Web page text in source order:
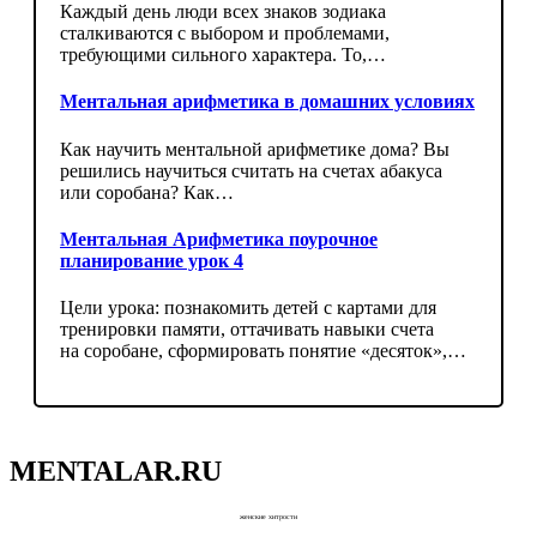
Каждый день люди всех знаков зодиака
сталкиваются с выбором и проблемами,
требующими сильного характера. То,…
Ментальная арифметика в домашних условиях
Как научить ментальной арифметике дома? Вы
решились научиться считать на счетах абакуса
или соробана? Как…
Ментальная Арифметика поурочное
планирование урок 4
Цели урока: познакомить детей с картами для
тренировки памяти, оттачивать навыки счета
на соробане, сформировать понятие «десяток»,…
MENTALAR.RU
женские хитрости